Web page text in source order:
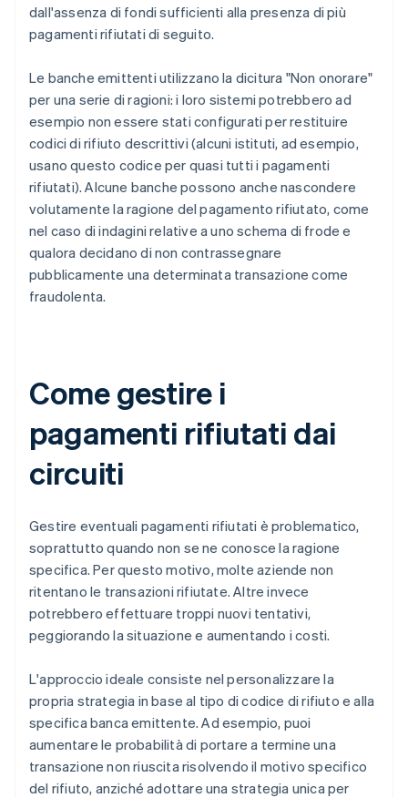
dall'assenza di fondi sufficienti alla presenza di più
pagamenti rifiutati di seguito.
Le banche emittenti utilizzano la dicitura "Non onorare"
per una serie di ragioni: i loro sistemi potrebbero ad
esempio non essere stati configurati per restituire
codici di rifiuto descrittivi (alcuni istituti, ad esempio,
usano questo codice per quasi tutti i pagamenti
rifiutati). Alcune banche possono anche nascondere
volutamente la ragione del pagamento rifiutato, come
nel caso di indagini relative a uno schema di frode e
qualora decidano di non contrassegnare
pubblicamente una determinata transazione come
fraudolenta.
Come gestire i
pagamenti rifiutati dai
circuiti
Gestire eventuali pagamenti rifiutati è problematico,
soprattutto quando non se ne conosce la ragione
specifica. Per questo motivo, molte aziende non
ritentano le transazioni rifiutate. Altre invece
potrebbero effettuare troppi nuovi tentativi,
peggiorando la situazione e aumentando i costi.
L'approccio ideale consiste nel personalizzare la
propria strategia in base al tipo di codice di rifiuto e alla
specifica banca emittente. Ad esempio, puoi
aumentare le probabilità di portare a termine una
transazione non riuscita risolvendo il motivo specifico
del rifiuto, anziché adottare una strategia unica per